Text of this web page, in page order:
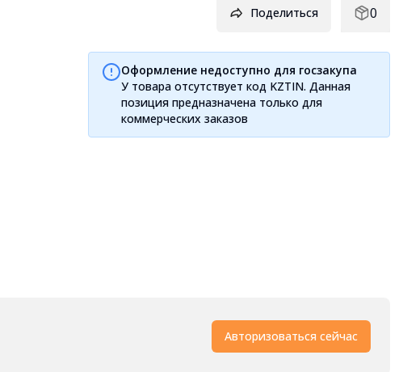
Поделиться 0
Оформление недоступно для госзакупа
У товара отсутствует код KZTIN. Данная
позиция предназначена только для
коммерческих заказов
Авторизоваться сейчас